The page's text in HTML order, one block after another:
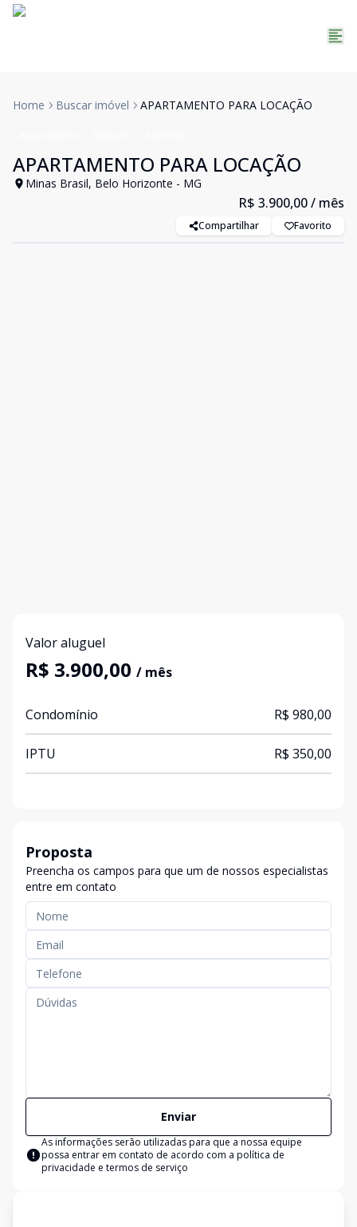
Home Buscar imóvel APARTAMENTO PARA LOCAÇÃO
APARTAMENTO PARA LOCAÇÃO
Minas Brasil, Belo Horizonte - MG
R$ 3.900,00/ mês
Compartilhar Favorito
Valor aluguel
R$ 3.900,00 / mês
Condomínio R$ 980,00
IPTU R$ 350,00
Proposta
Preencha os campos para que um de nossos especialistas
entre em contato
Enviar
As informações serão utilizadas para que a nossa equipe
possa entrar em contato de acordo com a política de
privacidade e termos de serviço